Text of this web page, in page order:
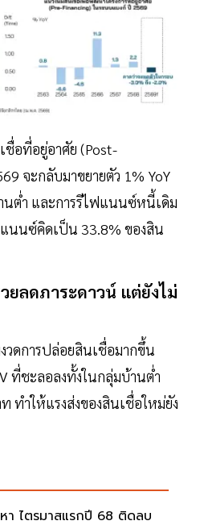
อที่อยู่อาศัย (Post-
จะกลับมาขยายตัว 1% YoY
ต่ำ และการรีไฟแนนซ์หนี้เดิม
นนซ์คิดเป็น 33.8% ของสิน
ยลดภาระดาวน์ แต่ยังไม่
วดการปล่อยสินเชื่อมากขึ้น
ที่ชะลอลงทั้งในกลุ่มบ้านต่ำ
ทำให้แรงส่งของสินเชื่อใหม่ยัง
า ไตรมาสแรกปี 68 ติดลบ